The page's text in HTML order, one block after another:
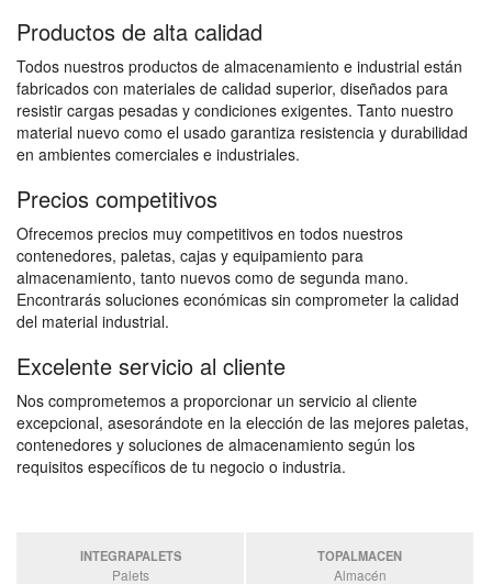
Productos de alta calidad
Todos nuestros productos de almacenamiento e industrial están
fabricados con materiales de calidad superior, diseñados para
resistir cargas pesadas y condiciones exigentes. Tanto nuestro
material nuevo como el usado garantiza resistencia y durabilidad
en ambientes comerciales e industriales.
Precios competitivos
Ofrecemos precios muy competitivos en todos nuestros
contenedores, paletas, cajas y equipamiento para
almacenamiento, tanto nuevos como de segunda mano.
Encontrarás soluciones económicas sin comprometer la calidad
del material industrial.
Excelente servicio al cliente
Nos comprometemos a proporcionar un servicio al cliente
excepcional, asesorándote en la elección de las mejores paletas,
contenedores y soluciones de almacenamiento según los
requisitos específicos de tu negocio o industria.
INTEGRAPALETS
Palets
TOPALMACEN
Almacén